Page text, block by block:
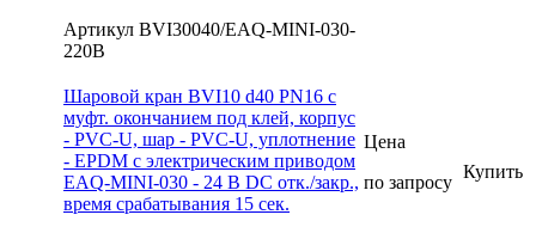
Артикул BVI30040/EAQ-MINI-030-
220В
Шаровой кран BVI10 d40 PN16 с
муфт. окончанием под клей, корпус
- PVC-U, шар - PVC-U, уплотнение
- EPDM с электрическим приводом
EAQ-MINI-030 - 24 В DС отк./закр.,
время срабатывания 15 сек.
Цена
по запросу
Купить